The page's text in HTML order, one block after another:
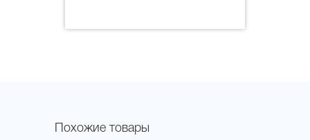
Похожие товары